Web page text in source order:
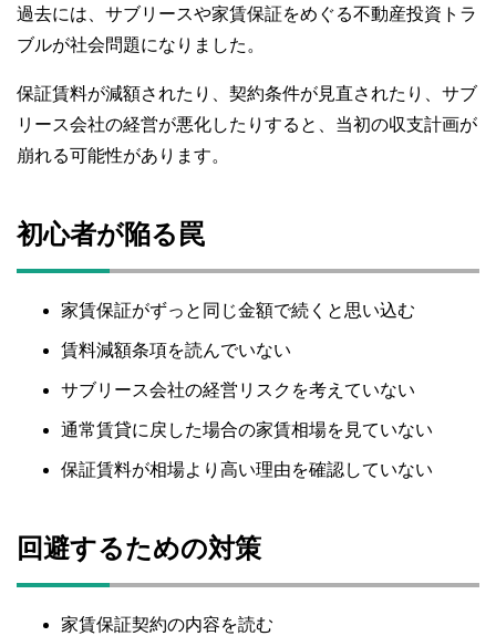
過去には、サブリースや家賃保証をめぐる不動産投資トラ
ブルが社会問題になりました。
保証賃料が減額されたり、契約条件が見直されたり、サブ
リース会社の経営が悪化したりすると、当初の収支計画が
崩れる可能性があります。
初心者が陥る罠
家賃保証がずっと同じ金額で続くと思い込む
賃料減額条項を読んでいない
サブリース会社の経営リスクを考えていない
通常賃貸に戻した場合の家賃相場を見ていない
保証賃料が相場より高い理由を確認していない
回避するための対策
家賃保証契約の内容を読む